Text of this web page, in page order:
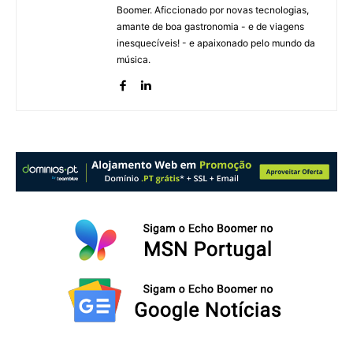
Boomer. Aficcionado por novas tecnologias,
amante de boa gastronomia - e de viagens
inesquecíveis! - e apaixonado pelo mundo da
música.